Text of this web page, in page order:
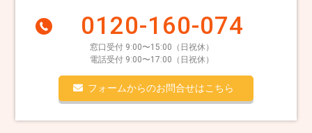
0120-160-074
窓口受付 9:00〜15:00（日祝休）
電話受付 9:00〜17:00（日祝休）
フォームからのお問合せはこちら